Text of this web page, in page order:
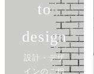
to
design
設計・デザ
インのご相